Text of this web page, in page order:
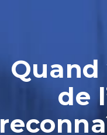
Quand
de